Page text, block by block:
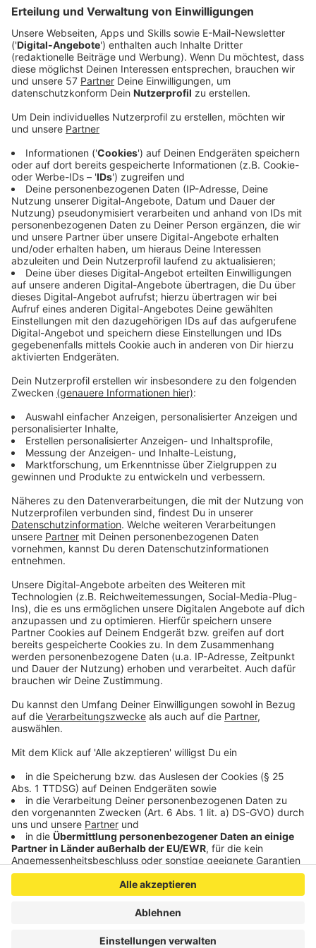
Es gelte, unsere Patienten zu schützen,
Menschenleben zu retten und auch unser
Gesundheitssystem vor dem Kollaps zu bewahren,
so Marx. Die Impfpflicht für Erwachsene sei
alternativlos, um die Pandemie auch langfristig
hinter sich zu lassen. Man habe eine höhere
Impfbereitschaft in der Bevölkerung erhofft und
erwartet, aber angesichts des aktuellen
Infektionsgeschehens sei es nur durch die
Impfpflicht sicher zu stellen, die epidemische Lage
nationaler Tragweite auch tatsächlich zu
bewältigen. Man könne nicht in jeder Wintersaison
wieder eine neue Welle zahlreicher schwerer
COVID19-Verläufe riskieren.
Die Impfpflicht für selektive Berufsgruppen
auszusprechen – wie zum Beispiel der des
Pflegepersonals – sei allein weder ausreichend
noch moralisch zu rechtfertigen, heißt es. Die DIVI
(Deutsche Interdisziplinäre Vereinigung für
Intensiv- und Notfallmedizin) erwartet eine
Solidarität der gesamten Gesellschaft, um das
Gesundheitssystem aufrecht erhalten zu können.
Dabei gehe es nicht nur um die Versorgung von
Patienten mit einer Coronainfektion, sondern auch
um eine Vielzahl von Patienten mit anderen
schweren Erkrankungen und Verletzungen, die
auch einer intensivmedizinischen Behandlung
bedürften.
Die Intensivmediziner sind sich auch darüber einig,
dass zum jetzigen Zeitpunkt die Impfpflicht die
vierte Welle nicht mehr entscheidend beeinflussen
werde. Aktuell bräuchten wir bundeseinheitliche
Kontaktbeschränkungen und Hygienekonzepte, um
spürbare Effekte in den nächsten drei bis vier
Wochen zu sehen, so Marx weiter. DIe Effekte
einer Impfpflicht seien selbst bei sofortiger
Umsetzung frühestens im Januar oder Februar zu
erwarten.
Anzeige
Anzeige